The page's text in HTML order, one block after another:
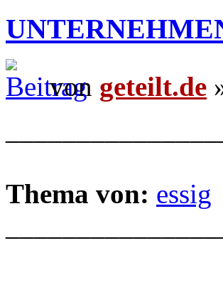
von geteilt.de
Thema von: essig